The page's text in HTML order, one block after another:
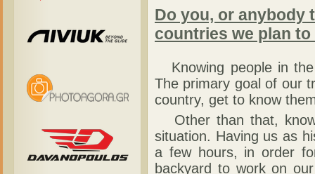
Do you, or anybody
countries we plan
Knowing people in
The primary goal of our
country, get to know
Other than that,
situation. Having us as
a few hours, in order
backyard to work on